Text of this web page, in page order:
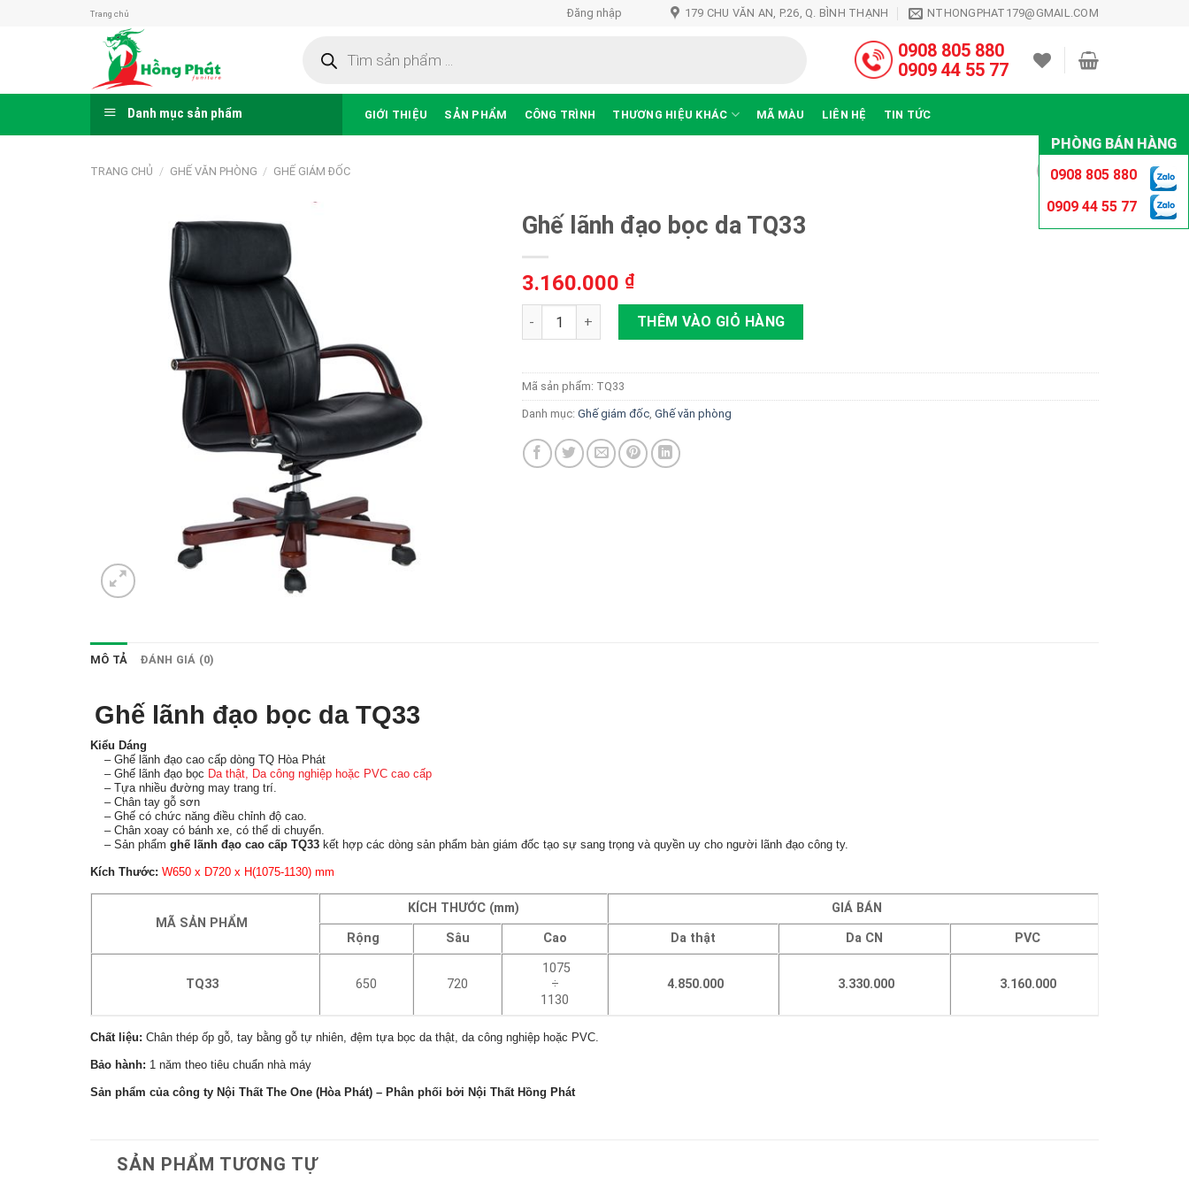
Trang chủ Đăng nhập 179 CHU VĂN AN, P.26, Q. BÌNH THẠNH NTHONGPHAT179@GMAIL.COM
kiếm
0908 805 880
0909 44 55 77
Danh mục sản phẩm GIỚI THIỆU SẢN PHẨM CÔNG TRÌNH THƯƠNG HIỆU KHÁC MÃ MÀU LIÊN HỆ TIN TỨC
TRANG CHỦ / GHẾ VĂN PHÒNG / GHẾ GIÁM ĐỐC
Ghế lãnh đạo bọc da TQ33
3.160.000 ₫
Ghế lãnh đạo bọc da TQ33 số lượng
THÊM VÀO GIỎ HÀNG
Mã sản phẩm: TQ33
Danh mục: Ghế giám đốc, Ghế văn phòng
MÔ TẢ ĐÁNH GIÁ (0)
Ghế lãnh đạo bọc da TQ33
Kiểu Dáng
– Ghế lãnh đạo cao cấp dòng TQ Hòa Phát
– Ghế lãnh đạo bọc Da thật, Da công nghiệp hoặc PVC cao cấp
– Tựa nhiều đường may trang trí.
– Chân tay gỗ sơn
– Ghế có chức năng điều chỉnh độ cao.
– Chân xoay có bánh xe, có thể di chuyển.
– Sản phẩm ghế lãnh đạo cao cấp TQ33 kết hợp các dòng sản phẩm bàn giám đốc tạo sự sang trọng và quyền uy cho người lãnh đạo công ty.
Kích Thước: W650 x D720 x H(1075-1130) mm
MÃ SẢN PHẨM
KÍCH THƯỚC (mm)
GIÁ BÁN
Rộng
Sâu Cao Da thật Da CN PVC
TQ33 650 720
1075
÷
1130
4.850.000 3.330.000 3.160.000
Chất liệu: Chân thép ốp gỗ, tay bằng gỗ tự nhiên, đệm tựa bọc da thật, da công nghiệp hoặc PVC.
Bảo hành: 1 năm theo tiêu chuẩn nhà máy
Sản phẩm của công ty Nội Thất The One (Hòa Phát) – Phân phối bởi Nội Thất Hồng Phát
SẢN PHẨM TƯƠNG TỰ
PHÒNG BÁN HÀNG
0908 805 880
0909 44 55 77